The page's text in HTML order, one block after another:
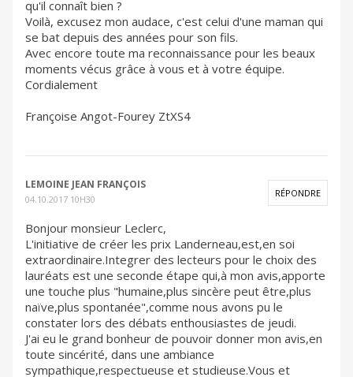
qu'il connaît bien ?
Voilà, excusez mon audace, c'est celui d'une maman qui
se bat depuis des années pour son fils.
Avec encore toute ma reconnaissance pour les beaux
moments vécus grâce à vous et à votre équipe.
Cordialement
Françoise Angot-Fourey ZtXS4
LEMOINE JEAN FRANÇOIS
04.10.2017 10H30
RÉPONDRE
Bonjour monsieur Leclerc,
L'initiative de créer les prix Landerneau,est,en soi
extraordinaire.Integrer des lecteurs pour le choix des
lauréats est une seconde étape qui,à mon avis,apporte
une touche plus "humaine,plus sincère peut être,plus
naïve,plus spontanée",comme nous avons pu le
constater lors des débats enthousiastes de jeudi.
J'ai eu le grand bonheur de pouvoir donner mon avis,en
toute sincérité, dans une ambiance
sympathique,respectueuse et studieuse.Vous et